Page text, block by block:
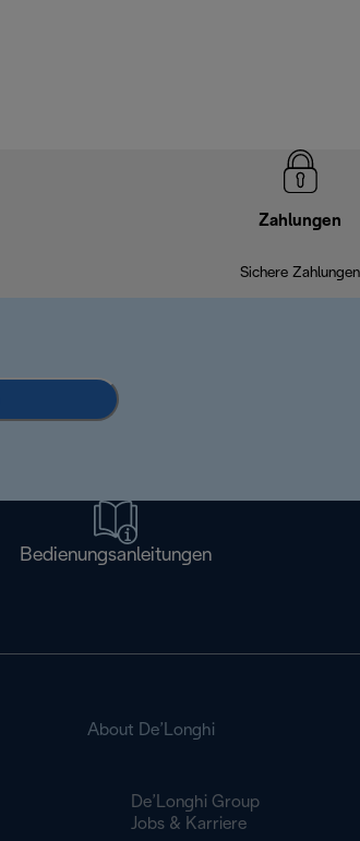
Zahlungen
Sichere Zahlungen
Bedienungsanleitungen
About De’Longhi
De’Longhi Group
Jobs & Karriere